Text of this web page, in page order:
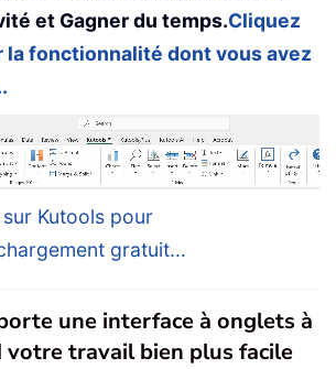
et Gagner du temps.Cliquez
la fonctionnalité dont vous avez
Kutools pour
gratuit...
une interface à onglets à
votre travail bien plus facile